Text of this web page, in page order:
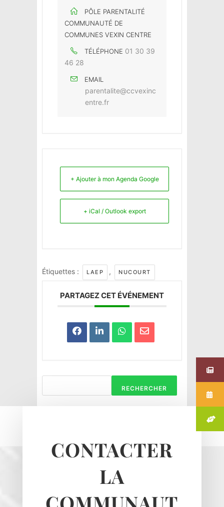
PÔLE PARENTALITÉ
COMMUNAUTÉ DE
COMMUNES VEXIN CENTRE
TÉLÉPHONE 01 30 39
46 28
EMAIL
parentalite@ccvexinc
entre.fr
+ Ajouter à mon Agenda Google
+ iCal / Outlook export
Étiquettes : LAEP , NUCOURT
PARTAGEZ CET ÉVÉNEMENT
RECHERCHER
CONTACTER
LA